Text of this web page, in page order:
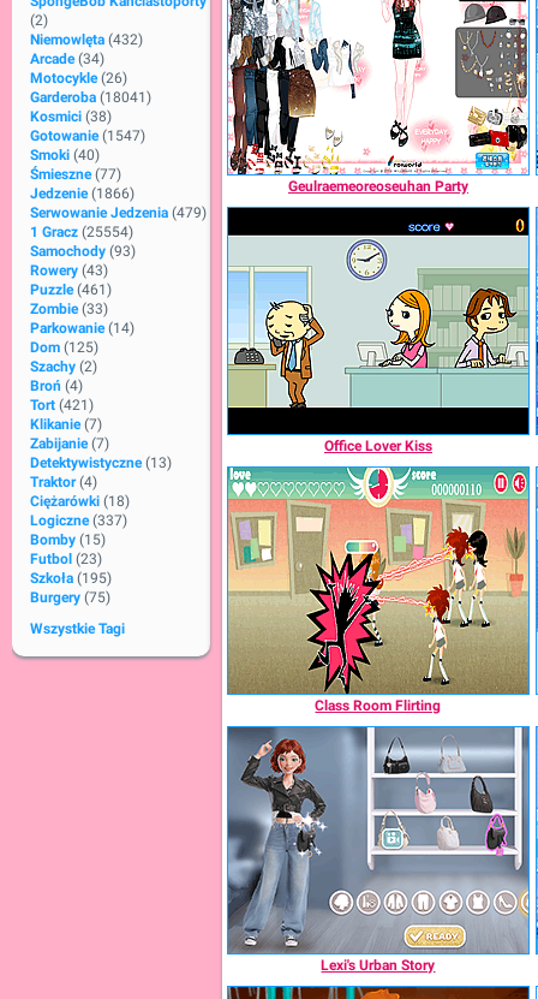
(2)
Niemowlęta (432)
Arcade (34)
Motocykle (26)
Garderoba (18041)
Kosmici (38)
Gotowanie (1547)
Smoki (40)
Śmieszne (77)
Jedzenie (1866)
Serwowanie Jedzenia (479)
1 Gracz (25554)
Samochody (93)
Rowery (43)
Puzzle (461)
Zombie (33)
Parkowanie (14)
Dom (125)
Szachy (2)
Broń (4)
Tort (421)
Klikanie (7)
Zabijanie (7)
Detektywistyczne (13)
Traktor (4)
Ciężarówki (18)
Logiczne (337)
Bomby (15)
Futbol (23)
Szkoła (195)
Burgery (75)
Wszystkie Tagi
Geulraemeoreoseuhan Party
Office Lover Kiss
Class Room Flirting
Lexi's Urban Story